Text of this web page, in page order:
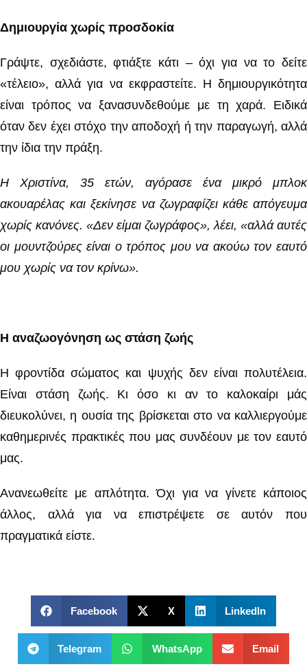
Δημιουργία χωρίς προσδοκία
Γράψτε, σχεδιάστε, φτιάξτε κάτι – όχι για να το δείτε
«τέλειο», αλλά για να εκφραστείτε. Η δημιουργικότητα
είναι τρόπος να ξανασυνδεθούμε με τη χαρά. Ειδικά
όταν δεν έχει στόχο την αποδοχή ή την παραγωγή, αλλά
την ίδια την πράξη.
Η Χριστίνα, 35 ετών, αγόρασε ένα μικρό μπλοκ
ακουαρέλας και ξεκίνησε να ζωγραφίζει κάθε απόγευμα
χωρίς κανόνες. «Δεν είμαι ζωγράφος», λέει, «αλλά αυτές
οι μουντζούρες είναι ο τρόπος μου να ακούω τον εαυτό
μου χωρίς να τον κρίνω».
Η αναζωογόνηση ως στάση ζωής
Η φροντίδα σώματος και ψυχής δεν είναι πολυτέλεια.
Είναι στάση ζωής. Κι όσο κι αν το καλοκαίρι μάς
διευκολύνει, η ουσία της βρίσκεται στο να καλλιεργούμε
καθημερινές πρακτικές που μας συνδέουν με τον εαυτό
μας.
Ανανεωθείτε με απλότητα. Όχι για να γίνετε κάποιος
άλλος, αλλά για να επιστρέψετε σε αυτόν που
πραγματικά είστε.
Facebook X LinkedIn
Telegram WhatsApp Email